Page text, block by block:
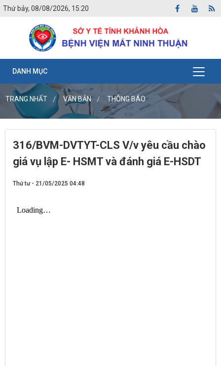
Thứ bảy, 08/08/2026, 15:20
DANH MỤC
TRANG NHẤT VĂN BẢN THÔNG BÁO
316/BVM-DVTYT-CLS V/v yêu cầu chào
giá vụ lập E- HSMT và đánh giá E-HSDT
Thứ tư - 21/05/2025 04:48